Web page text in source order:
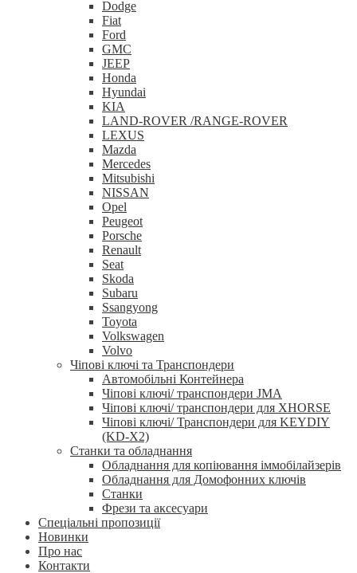
Dodge
Fiat
Ford
GMC
JEEP
Honda
Hyundai
KIA
LAND-ROVER /RANGE-ROVER
LEXUS
Mazda
Mercedes
Mitsubishi
NISSAN
Opel
Peugeot
Porsche
Renault
Seat
Skoda
Subaru
Ssangyong
Toyota
Volkswagen
Volvo
Чіпові ключі та Транспондери
Автомобільні Контейнера
Чіпові ключі/ транспондери JMA
Чіпові ключі/ транспондери для XHORSE
Чіпові ключі/ Транспондери для KEYDIY
(KD-X2)
Станки та обладнання
Обладнання для копіювання іммобілайзерів
Обладнання для Домофонних ключів
Станки
Фрези та аксесуари
Спеціальні пропозиції
Новинки
Про нас
Контакти